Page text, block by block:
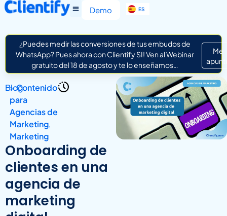
Demo ES
IT
¿Puedes medir las conversiones de tus embudos de
WhatsApp? Pues ahora con Clientify SI! Ven al Webinar
gratuito del 18 de agosto y te lo enseñamos…
Me
Blog
>Contenido
para
Agencias de
Marketing,
Marketing
Onboarding de
clientes en una
agencia de
marketing